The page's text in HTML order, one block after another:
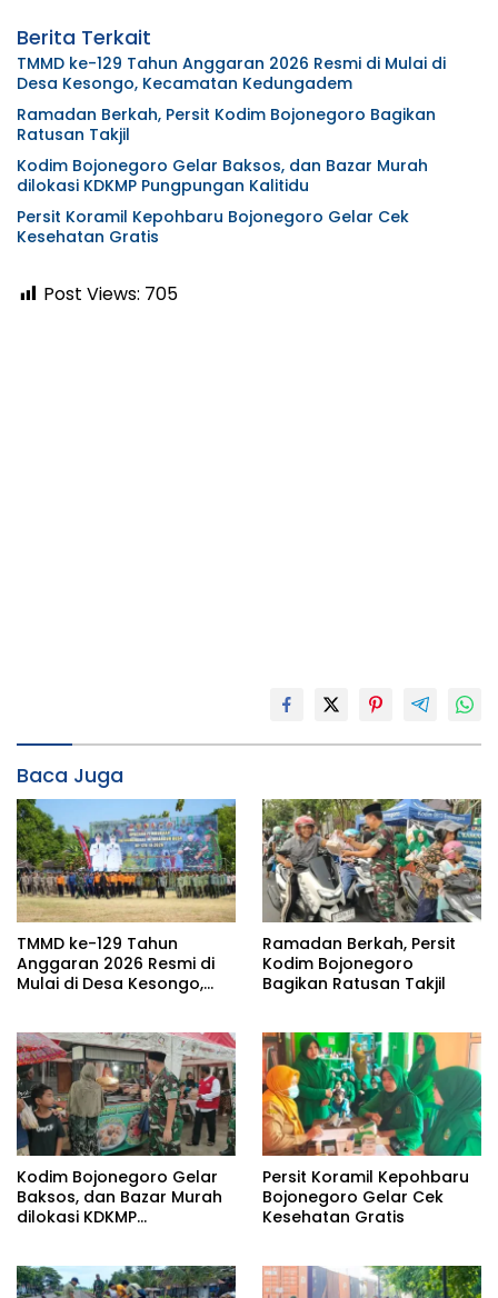
Berita Terkait
TMMD ke-129 Tahun Anggaran 2026 Resmi di Mulai di
Desa Kesongo, Kecamatan Kedungadem
Ramadan Berkah, Persit Kodim Bojonegoro Bagikan
Ratusan Takjil
Kodim Bojonegoro Gelar Baksos, dan Bazar Murah
dilokasi KDKMP Pungpungan Kalitidu
Persit Koramil Kepohbaru Bojonegoro Gelar Cek
Kesehatan Gratis
Post Views: 705
Baca Juga
TMMD ke-129 Tahun
Anggaran 2026 Resmi di
Mulai di Desa Kesongo,
Ramadan Berkah, Persit
Kodim Bojonegoro
Bagikan Ratusan Takjil
Kodim Bojonegoro Gelar
Baksos, dan Bazar Murah
dilokasi KDKMP
Persit Koramil Kepohbaru
Bojonegoro Gelar Cek
Kesehatan Gratis